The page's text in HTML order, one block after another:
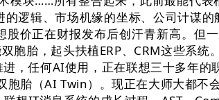
逻辑、市场机缘的坐标、公司计谋
价正在财报发布后创汗青新高。
胞胎，起头扶植ERP、CRM这些系
，任何AI使用，正在联想三十多年
胎（AI Twin）。现正在大师大都不